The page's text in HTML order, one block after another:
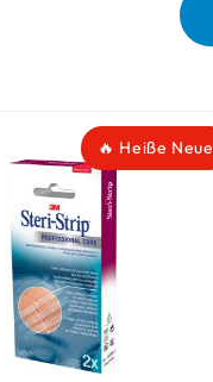
🔥 Heiße Neue